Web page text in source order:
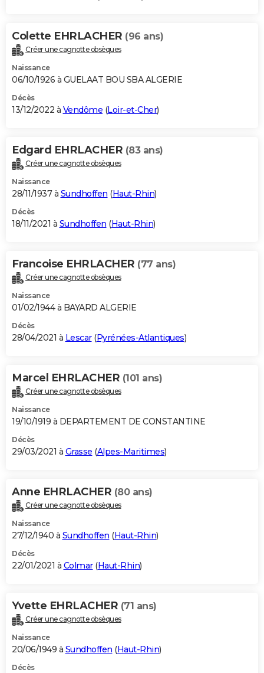
Colette EHRLACHER (96 ans)
Créer une cagnotte obsèques
Naissance
06/10/1926 à GUELAAT BOU SBA ALGERIE
Décès
13/12/2022 à Vendôme (Loir-et-Cher)
Edgard EHRLACHER (83 ans)
Créer une cagnotte obsèques
Naissance
28/11/1937 à Sundhoffen (Haut-Rhin)
Décès
18/11/2021 à Sundhoffen (Haut-Rhin)
Francoise EHRLACHER (77 ans)
Créer une cagnotte obsèques
Naissance
01/02/1944 à BAYARD ALGERIE
Décès
28/04/2021 à Lescar(Pyrénées-Atlantiques)
Marcel EHRLACHER (101 ans)
Créer une cagnotte obsèques
Naissance
19/10/1919 à DEPARTEMENT DE CONSTANTINE
Décès
29/03/2021 à Grasse (Alpes-Maritimes)
Anne EHRLACHER (80 ans)
Créer une cagnotte obsèques
Naissance
27/12/1940 à Sundhoffen (Haut-Rhin)
Décès
22/01/2021 à Colmar(Haut-Rhin)
Yvette EHRLACHER (71 ans)
Créer une cagnotte obsèques
Naissance
20/06/1949 à Sundhoffen (Haut-Rhin)
Décès